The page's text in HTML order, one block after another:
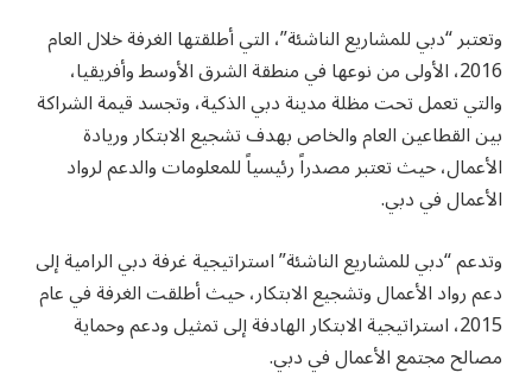
وتعتبر “دبي للمشاريع الناشئة”، التي أطلقتها الغرفة خلال العام
2016، الأولى من نوعها في منطقة الشرق الأوسط وأفريقيا،
والتي تعمل تحت مظلة مدينة دبي الذكية، وتجسد قيمة الشراكة
بين القطاعين العام والخاص بهدف تشجيع الابتكار وريادة
الأعمال، حيث تعتبر مصدراً رئيسياً للمعلومات والدعم لرواد
الأعمال في دبي.
وتدعم “دبي للمشاريع الناشئة” استراتيجية غرفة دبي الرامية إلى
دعم رواد الأعمال وتشجيع الابتكار، حيث أطلقت الغرفة في عام
2015، استراتيجية الابتكار الهادفة إلى تمثيل ودعم وحماية
مصالح مجتمع الأعمال في دبي.